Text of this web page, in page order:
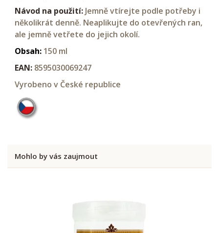
Návod na použití: Jemně vtírejte podle potřeby i
několikrát denně. Neaplikujte do otevřených ran,
ale jemně vetřete do jejich okolí.
Obsah: 150 ml
EAN: 8595030069247
Vyrobeno v České republice
Mohlo by vás zaujmout